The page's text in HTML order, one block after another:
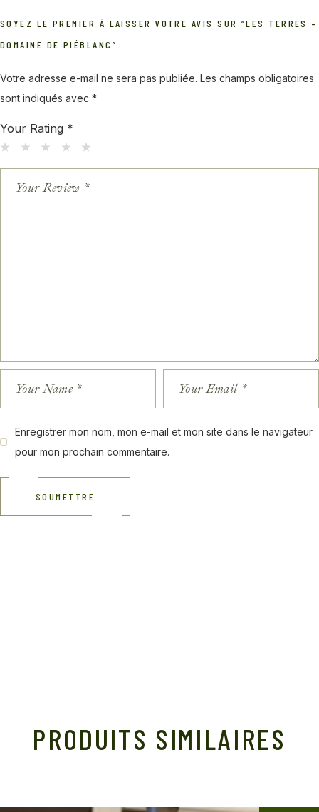
SOYEZ LE PREMIER À LAISSER VOTRE AVIS SUR “LES TERRES –
DOMAINE DE PIÉBLANC”
Votre adresse e-mail ne sera pas publiée. Les champs obligatoires
sont indiqués avec *
Your Rating *
Enregistrer mon nom, mon e-mail et mon site dans le navigateur
pour mon prochain commentaire.
SOUMETTRE
PRODUITS SIMILAIRES